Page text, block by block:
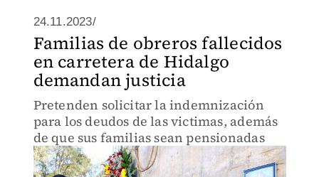
24.11.2023/
Familias de obreros fallecidos
en carretera de Hidalgo
demandan justicia
Pretenden solicitar la indemnización
para los deudos de las victimas, además
de que sus familias sean pensionadas